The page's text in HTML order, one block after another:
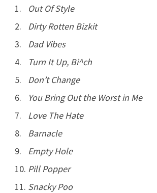
Out Of Style
Dirty Rotten Bizkit
Dad Vibes
Turn It Up, Bi^ch
Don’t Change
You Bring Out the Worst in Me
Love The Hate
Barnacle
Empty Hole
Pill Popper
Snacky Poo